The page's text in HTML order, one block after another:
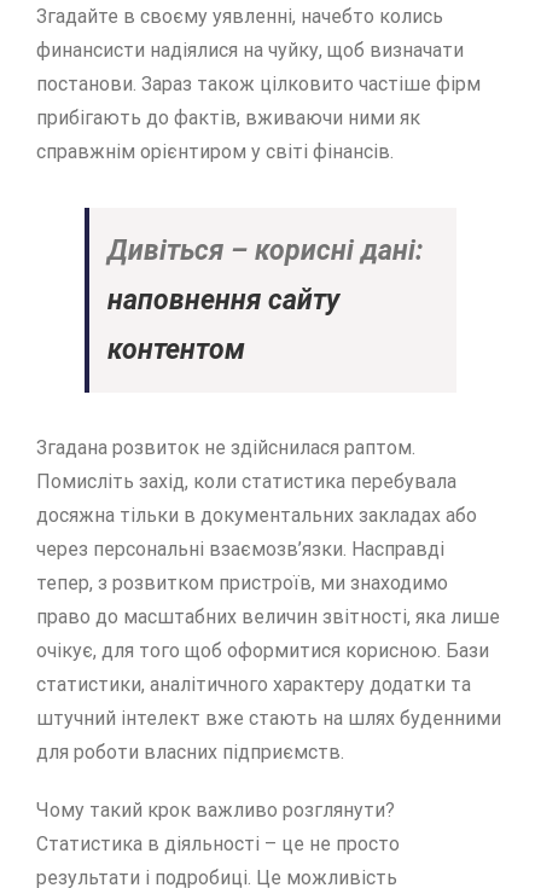
Згадайте в своєму уявленні, начебто колись
финансисти надіялися на чуйку, щоб визначати
постанови. Зараз також цілковито частіше фірм
прибігають до фактів, вживаючи ними як
справжнім орієнтиром у світі фінансів.
Дивіться – корисні дані:
наповнення сайту
контентом
Згадана розвиток не здійснилася раптом.
Помисліть захід, коли статистика перебувала
досяжна тільки в документальних закладах або
через персональні взаємозв’язки. Насправді
тепер, з розвитком пристроїв, ми знаходимо
право до масштабних величин звітності, яка лише
очікує, для того щоб оформитися корисною. Бази
статистики, аналітичного характеру додатки та
штучний інтелект вже стають на шлях буденними
для роботи власних підприємств.
Чому такий крок важливо розглянути?
Статистика в діяльності – це не просто
результати і подробиці. Це можливість